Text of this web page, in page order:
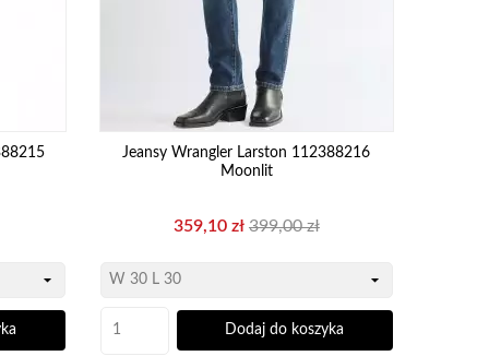
Jeansy Wrangler Larston 112388216
Moonlit
Cena
359,10 zł Cena
podstawowa
399,00 zł
Dodaj do koszyka